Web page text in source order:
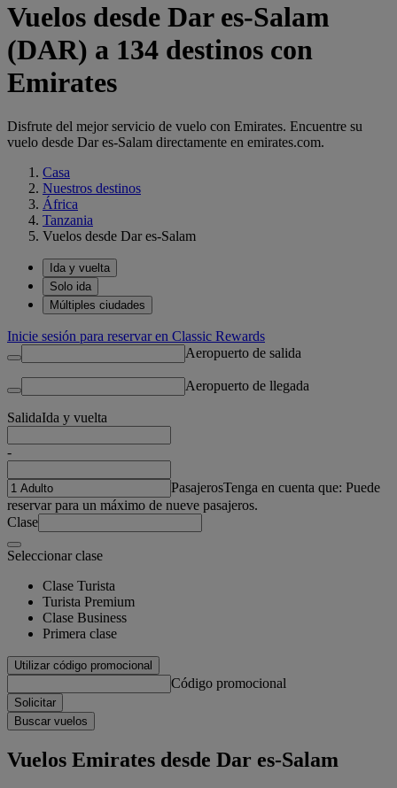
Vuelos desde Dar es-Salam
(DAR) a 134 destinos con
Emirates
Disfrute del mejor servicio de vuelo con Emirates. Encuentre su
vuelo desde Dar es-Salam directamente en emirates.com.
Casa
Nuestros destinos
África
Tanzania
Vuelos desde Dar es-Salam
Ida y vuelta
Solo ida
Múltiples ciudades
Inicie sesión para reservar en Classic Rewards
Aeropuerto de salida
Aeropuerto de llegada
SalidaIda y vuelta
-
PasajerosTenga en cuenta que: Puede
reservar para un máximo de nueve pasajeros.
Clase
Seleccionar clase
Clase Turista
Turista Premium
Clase Business
Primera clase
Utilizar código promocional
Código promocional
Solicitar
Buscar vuelos
Vuelos Emirates desde Dar es-Salam